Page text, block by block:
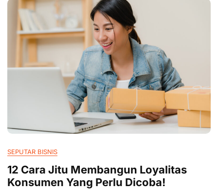
SEPUTAR BISNIS
12 Cara Jitu Membangun Loyalitas
Konsumen Yang Perlu Dicoba!